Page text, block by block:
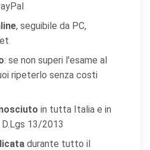
, seguibile da PC,
: se non superi l'esame al
ripeterlo senza costi
in tutta Italia e in
D.Lgs 13/2013
durante tutto il